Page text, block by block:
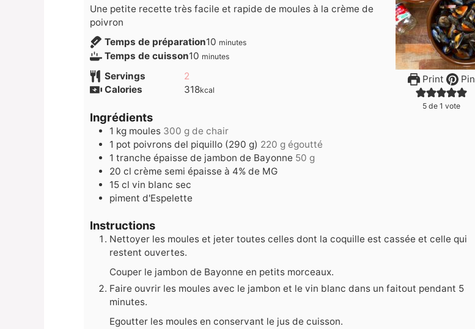
Print Pin
5 de 1 vote
Une petite recette très facile et rapide de moules à la crème de
poivron
Temps de préparation10minutes
minutes
Temps de cuisson10minutes
minutes
Servings
2
Calories
318kcal
Ingrédients
1 kg moules 300 g de chair
1 pot poivrons del piquillo (290 g) 220 g égoutté
1 tranche épaisse de jambon de Bayonne 50 g
20 cl crème semi épaisse à 4% de MG
15 cl vin blanc sec
piment d'Espelette
Instructions
Nettoyer les moules et jeter toutes celles dont la coquille est cassée et celle qui
restent ouvertes.
Couper le jambon de Bayonne en petits morceaux.
Faire ouvrir les moules avec le jambon et le vin blanc dans un faitout pendant 5
minutes.
Egoutter les moules en conservant le jus de cuisson.